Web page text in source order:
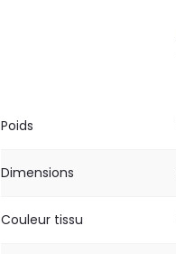
Poids
Dimensions
Couleur tissu